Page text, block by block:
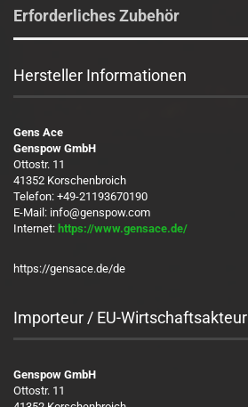
Erforderliches Zubehör
Hersteller Informationen
Gens Ace
Genspow GmbH
Ottostr. 11
41352 Korschenbroich
Telefon: +49-21193670190
E-Mail: info@genspow.com
Internet: https://www.gensace.de/
https://gensace.de/de
Importeur / EU-Wirtschaftsakteur
Genspow GmbH
Ottostr. 11